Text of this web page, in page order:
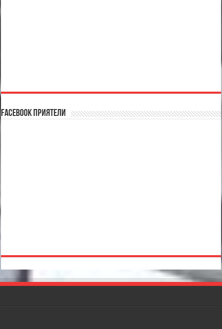
Facebook Приятели